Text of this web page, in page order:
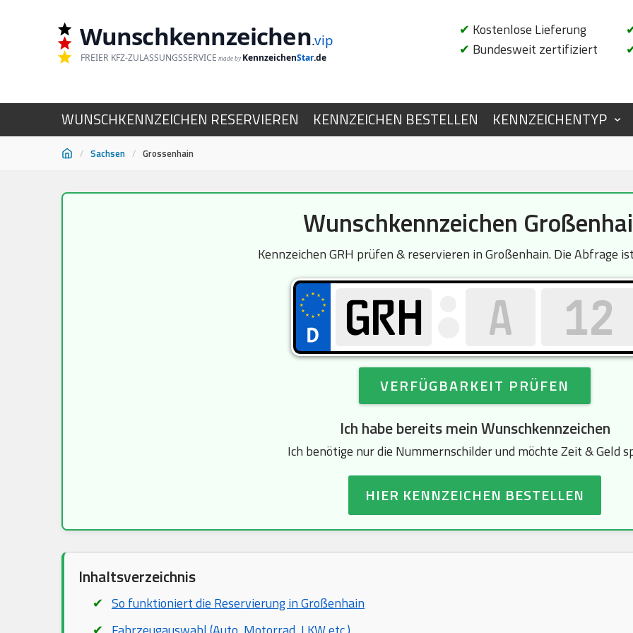
Wunschkennzeichen.vip
FREIER KFZ-ZULASSUNGSSERVICE made by KennzeichenStar.de
✔ Kostenlose Lieferung
✔ Bundesweit zertifiziert
WUNSCHKENNZEICHEN RESERVIEREN KENNZEICHEN BESTELLEN KENNZEICHENTYP
/ Sachsen / Grossenhain
Wunschkennzeichen
Kennzeichen GRH prüfen & reservieren in Großenhain. Die Abfrage
VERFÜGBARKEIT PRÜFEN
Ich habe bereits mein Wunschkennzeichen
Ich benötige nur die Nummernschilder und möchte Zeit & Geld
HIER KENNZEICHEN BESTELLEN
Inhaltsverzeichnis
So funktioniert die Reservierung in Großenhain